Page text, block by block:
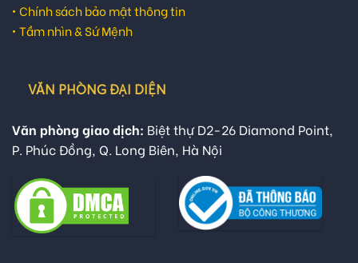
• Chính sách bảo mật thông tin
• Tầm nhìn & Sứ Mệnh
VĂN PHÒNG ĐẠI DIỆN
Văn phòng giao dịch: Biệt thự D2-26 Diamond Point,
P. Phúc Đồng, Q. Long Biên, Hà Nội